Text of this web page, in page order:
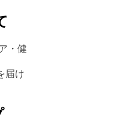
・健
届け